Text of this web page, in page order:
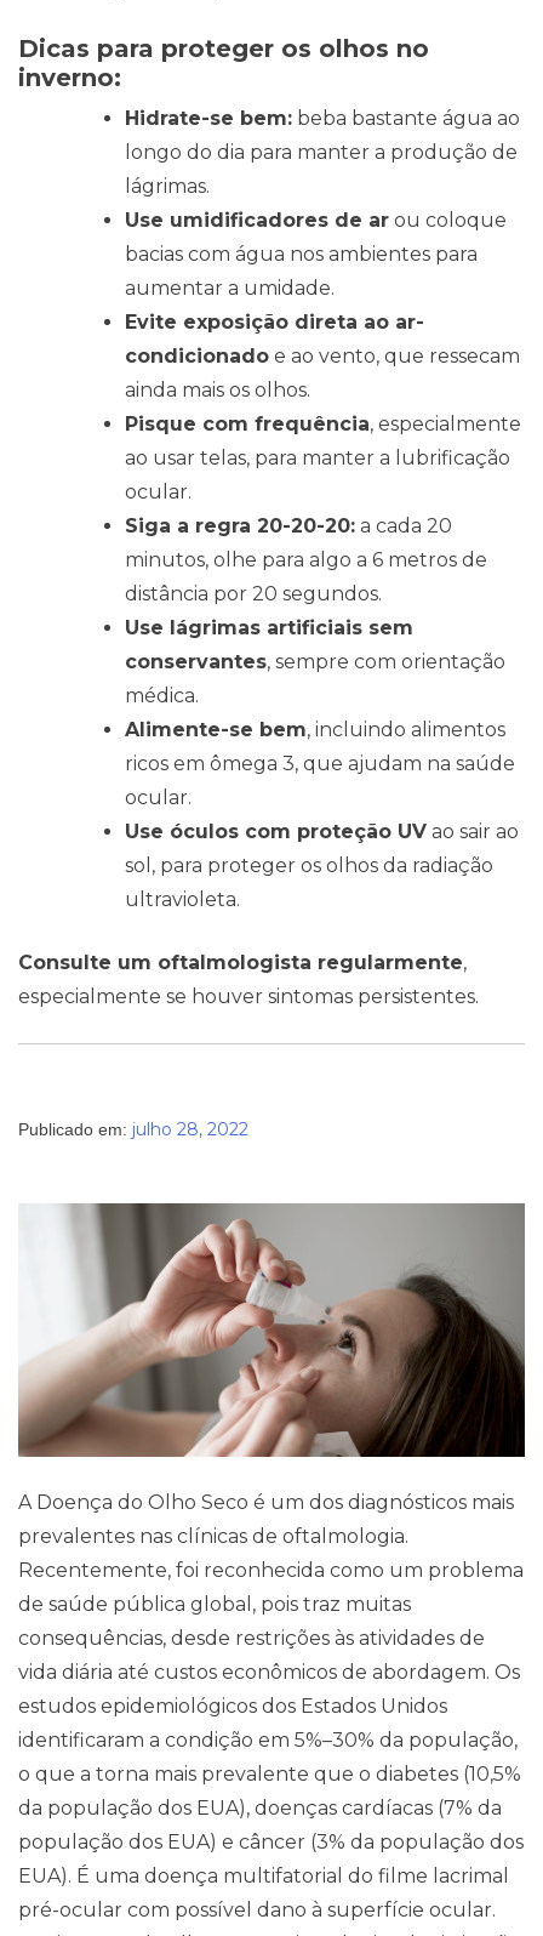
Dicas para proteger os olhos no
inverno:
Hidrate-se bem: beba bastante água ao
longo do dia para manter a produção de
lágrimas.
Use umidificadores de ar ou coloque
bacias com água nos ambientes para
aumentar a umidade.
Evite exposição direta ao ar-
condicionado e ao vento, que ressecam
ainda mais os olhos.
Pisque com frequência, especialmente
ao usar telas, para manter a lubrificação
ocular.
Siga a regra 20-20-20: a cada 20
minutos, olhe para algo a 6 metros de
distância por 20 segundos.
Use lágrimas artificiais sem
conservantes, sempre com orientação
médica.
Alimente-se bem, incluindo alimentos
ricos em ômega 3, que ajudam na saúde
ocular.
Use óculos com proteção UV ao sair ao
sol, para proteger os olhos da radiação
ultravioleta.
Consulte um oftalmologista regularmente,
especialmente se houver sintomas persistentes.
Publicado em: julho 28, 2022
A Doença do Olho Seco é um dos diagnósticos mais
prevalentes nas clínicas de oftalmologia.
Recentemente, foi reconhecida como um problema
de saúde pública global, pois traz muitas
consequências, desde restrições às atividades de
vida diária até custos econômicos de abordagem. Os
estudos epidemiológicos dos Estados Unidos
identificaram a condição em 5%–30% da população,
o que a torna mais prevalente que o diabetes (10,5%
da população dos EUA), doenças cardíacas (7% da
população dos EUA) e câncer (3% da população dos
EUA). É uma doença multifatorial do filme lacrimal
pré-ocular com possível dano à superfície ocular.